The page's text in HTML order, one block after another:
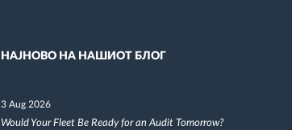
НАЈНОВО НА НАШИОТ БЛОГ
3 Aug 2026
Would Your Fleet Be Ready for an Audit Tomorrow?